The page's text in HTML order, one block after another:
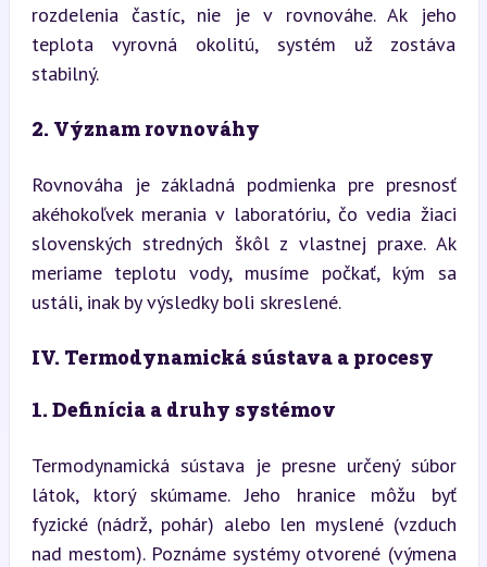
rozdelenia častíc, nie je v rovnováhe. Ak jeho
teplota vyrovná okolitú, systém už zostáva
stabilný.
2. Význam rovnováhy
Rovnováha je základná podmienka pre presnosť
akéhokoľvek merania v laboratóriu, čo vedia žiaci
slovenských stredných škôl z vlastnej praxe. Ak
meriame teplotu vody, musíme počkať, kým sa
ustáli, inak by výsledky boli skreslené.
IV. Termodynamická sústava a procesy
1. Definícia a druhy systémov
Termodynamická sústava je presne určený súbor
látok, ktorý skúmame. Jeho hranice môžu byť
fyzické (nádrž, pohár) alebo len myslené (vzduch
nad mestom). Poznáme systémy otvorené (výmena